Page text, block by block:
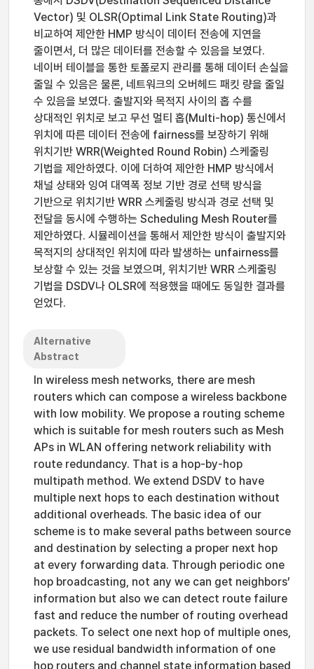
Vector) 및 OLSR(Optimal Link State Routing)과
비교하여 제안한 HMP 방식이 데이터 전송에 지연을
줄이면서, 더 많은 데이터를 전송할 수 있음을 보였다.
네이버 테이블을 통한 토폴로지 관리를 통해 데이터 손실을
줄일 수 있음은 물론, 네트워크의 오버헤드 패킷 량을 줄일
수 있음을 보였다. 출발지와 목적지 사이의 홉 수를
상대적인 위치로 보고 무선 멀티 홉(Multi-hop) 통신에서
위치에 따른 데이터 전송에 fairness를 보장하기 위해
위치기반 WRR(Weighted Round Robin) 스케줄링
기법을 제안하였다. 이에 더하여 제안한 HMP 방식에서
채널 상태와 잉여 대역폭 정보 기반 경로 선택 방식을
기반으로 위치기반 WRR 스케줄링 방식과 경로 선택 및
전달을 동시에 수행하는 Scheduling Mesh Router를
제안하였다. 시뮬레이션을 통해서 제안한 방식이 출발지와
목적지의 상대적인 위치에 따라 발생하는 unfairness를
보상할 수 있는 것을 보였으며, 위치기반 WRR 스케줄링
기법을 DSDV나 OLSR에 적용했을 때에도 동일한 결과를
얻었다.
Alternative
Abstract
In wireless mesh networks, there are mesh
routers which can compose a wireless backbone
with low mobility. We propose a routing scheme
which is suitable for mesh routers such as Mesh
APs in WLAN offering network reliability with
route redundancy. That is a hop-by-hop
multipath method. We extend DSDV to have
multiple next hops to each destination without
additional overheads. The basic idea of our
scheme is to make several paths between source
and destination by selecting a proper next hop
at every forwarding data. Through periodic one
hop broadcasting, not any we can get neighbors’
information but also we can detect route failure
fast and reduce the number of routing overhead
packets. To select one next hop of multiple ones,
we use residual bandwidth information of one
hop routers and channel state information based